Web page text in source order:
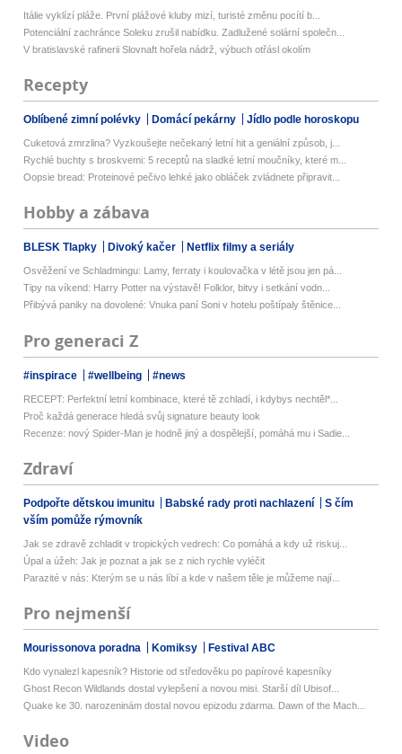
Itálie vyklízí pláže. První plážové kluby mizí, turisté změnu pocítí b...
Potenciální zachránce Soleku zrušil nabídku. Zadlužené solární společn...
V bratislavské rafinerii Slovnaft hořela nádrž, výbuch otřásl okolím
Recepty
Oblíbené zimní polévky Domácí pekárny Jídlo podle horoskopu
Cuketová zmrzlina? Vyzkoušejte nečekaný letní hit a geniální způsob, j...
Rychlé buchty s broskvemi: 5 receptů na sladké letní moučníky, které m...
Oopsie bread: Proteinové pečivo lehké jako obláček zvládnete připravit...
Hobby a zábava
BLESK Tlapky Divoký kačer Netflix filmy a seriály
Osvěžení ve Schladmingu: Lamy, ferraty i koulovačka v létě jsou jen pá...
Tipy na víkend: Harry Potter na výstavě! Folklor, bitvy i setkání vodn...
Přibývá paniky na dovolené: Vnuka paní Soni v hotelu poštípaly štěnice...
Pro generaci Z
#inspirace #wellbeing #news
RECEPT: Perfektní letní kombinace, které tě zchladí, i kdybys nechtěl*...
Proč každá generace hledá svůj signature beauty look
Recenze: nový Spider-Man je hodně jiný a dospělejší, pomáhá mu i Sadie...
Zdraví
Podpořte dětskou imunitu Babské rady proti nachlazení
S čím
vším pomůže rýmovník
Jak se zdravě zchladit v tropických vedrech: Co pomáhá a kdy už riskuj...
Úpal a úžeh: Jak je poznat a jak se z nich rychle vyléčit
Parazité v nás: Kterým se u nás líbí a kde v našem těle je můžeme nají...
Pro nejmenší
Mourissonova poradna Komiksy Festival ABC
Kdo vynalezl kapesník? Historie od středověku po papírové kapesníky
Ghost Recon Wildlands dostal vylepšení a novou misi. Starší díl Ubisof...
Quake ke 30. narozeninám dostal novou epizodu zdarma. Dawn of the Mach...
Video